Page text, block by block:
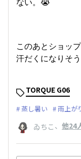
このあとショッ
汗だくになりそ
TORQUE G06
蒸し暑い 雨上が
ゐちこ 、 他24